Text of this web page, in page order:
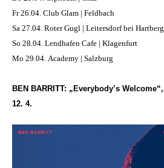
Fr 26.04. Club Glam | Feldbach
Sa 27.04. Roter Gugl | Leitersdorf bei Hartberg
So 28.04. Lendhafen Cafe | Klagenfurt
Mo 29.04. Academy | Salzburg
BEN BARRITT: „Everybody’s Welcome“,
12. 4.